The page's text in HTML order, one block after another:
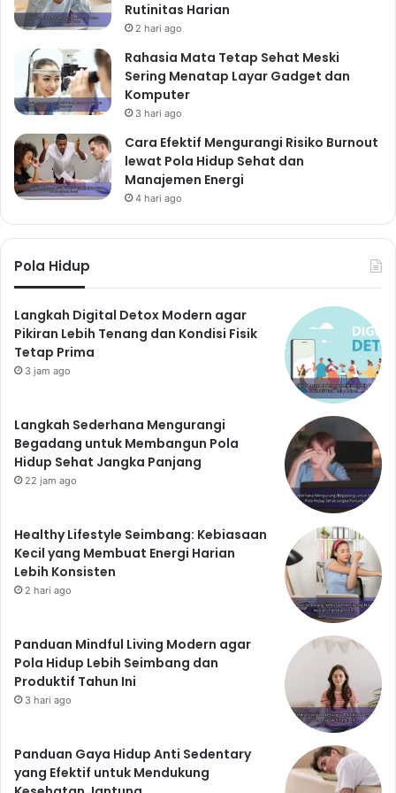
Diet Sehat
21. Porsi Makan yang Tepat
Perhatikan porsi makan Anda agar tidak berlebihan.
Makan dalam porsi kecil dan sering untuk membantu
menjaga metabolisme tubuh.
22. Kombinasi Makanan yang
Seimbang
kelompok makanan, seperti karbohidrat, protein,
lemak, vitamin, dan mineral.
23. Olahraga Teratur
Gabungkan pola makan sehat dengan olahraga teratur
untuk hasil yang lebih optimal. Olahraga membantu
membakar kalori dan menjaga kesehatan tubuh.
24. Konsultasi dengan Ahli Gizi
diet yang sesuai dengan kebutuhan dan kondisi tubuh
Anda.
25. Perencanaan Menu
Buat perencanaan menu mingguan untuk
memudahkan Anda dalam mempersiapkan makanan
sehat setiap hari. Dengan perencanaan yang baik,
Anda akan lebih mudah untuk tetap konsisten dalam
Dengan menerapkan 25 menu makanan sehat dan
gampang dibuat di rumah ini, serta tips tambahan di
atas, Anda dapat memulai dan mempertahankan gaya
hidup sehat yang berkelanjutan. Ingatlah bahwa
konsistensi adalah kunci utama dalam mencapai tujuan
diet dan kesehatan Anda. Selamat mencoba!
Rutinitas Harian
2 hari ago
Rahasia Mata Tetap Sehat Meski
Sering Menatap Layar Gadget dan
Komputer
3 hari ago
Cara Efektif Mengurangi Risiko Burnout
lewat Pola Hidup Sehat dan
Manajemen Energi
4 hari ago
Pola Hidup
Langkah Digital Detox Modern agar
Pikiran Lebih Tenang dan Kondisi Fisik
Tetap Prima
3 jam ago
Langkah Sederhana Mengurangi
Begadang untuk Membangun Pola
Hidup Sehat Jangka Panjang
22 jam ago
Healthy Lifestyle Seimbang: Kebiasaan
Kecil yang Membuat Energi Harian
Lebih Konsisten
2 hari ago
Panduan Mindful Living Modern agar
Pola Hidup Lebih Seimbang dan
Produktif Tahun Ini
3 hari ago
Panduan Gaya Hidup Anti Sedentary
yang Efektif untuk Mendukung